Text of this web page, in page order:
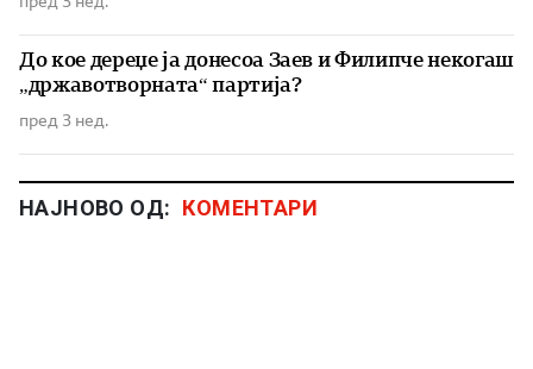
До кое дереџе ја донесоа Заев и Филипче некогаш
„државотворната“ партија?
пред 3 нед.
НАЈНОВО ОД: КОМЕНТАРИ